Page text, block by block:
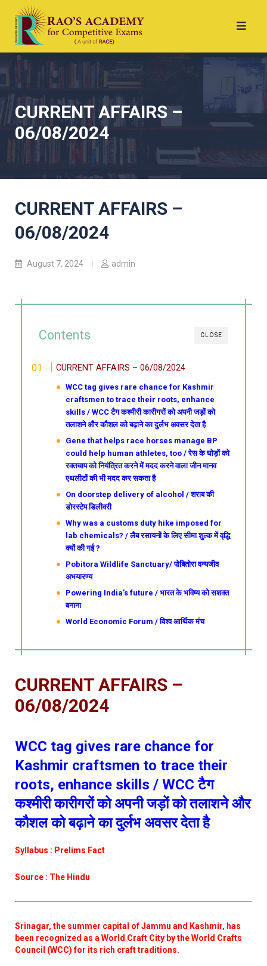
CURRENT AFFAIRS –
06/08/2024
CURRENT AFFAIRS –
06/08/2024
August 7, 2024 admin
CLOSE
Contents
CURRENT AFFAIRS – 06/08/2024
WCC tag gives rare chance for Kashmir
craftsmen to trace their roots, enhance
skills / WCC टैग कश्मीरी कारीगरों को अपनी जड़ों को
तलाशने और कौशल को बढ़ाने का दुर्लभ अवसर देता है
Gene that helps race horses manage BP
could help human athletes, too / रेस के घोड़ों को
रक्तचाप को नियंत्रित करने में मदद करने वाला जीन मानव
एथलीटों की भी मदद कर सकता है
On doorstep delivery of alcohol / शराब की
डोरस्टेप डिलीवरी
Why was a customs duty hike imposed for
lab chemicals? / लैब रसायनों के लिए सीमा शुल्क में वृद्धि
क्यों की गई ?
Pobitora Wildlife Sanctuary/ पोबितोरा वन्यजीव
अभयारण्य
Powering India’s future / भारत के भविष्य को सशक्त
बनाना
World Economic Forum / विश्व आर्थिक मंच
CURRENT AFFAIRS –
06/08/2024
WCC tag gives rare chance for
Kashmir craftsmen to trace their
roots, enhance skills / WCC टैग
कश्मीरी कारीगरों को अपनी जड़ों को तलाशने और
कौशल को बढ़ाने का दुर्लभ अवसर देता है
Syllabus : Prelims Fact
Source : The Hindu
Srinagar, the summer capital of Jammu and Kashmir, has
been recognized as a World Craft City by the World Crafts
Council (WCC) for its rich craft traditions.